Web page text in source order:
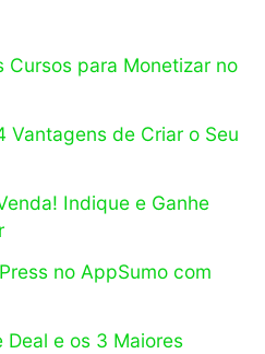
Cursos para Monetizar no
Vantagens de Criar o Seu
Indique e Ganhe
no AppSumo com
e os 3 Maiores